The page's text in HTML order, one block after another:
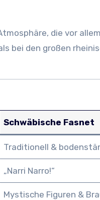
die vor
bei den großen
Schwäbische Fasnet
Traditionell &
„Narri Narro!“
Mystische Figuren &